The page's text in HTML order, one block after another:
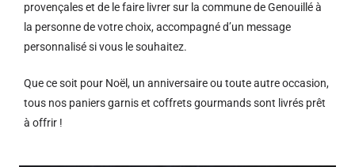
provençales et de le faire livrer sur la commune de Genouillé à
la personne de votre choix, accompagné d’un message
personnalisé si vous le souhaitez.
Que ce soit pour Noël, un anniversaire ou toute autre occasion,
tous nos paniers garnis et coffrets gourmands sont livrés prêt
à offrir !